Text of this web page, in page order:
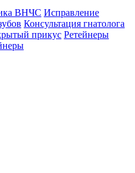
ВНЧС Исправление
Консультация гнатолога
прикус Ретейнеры